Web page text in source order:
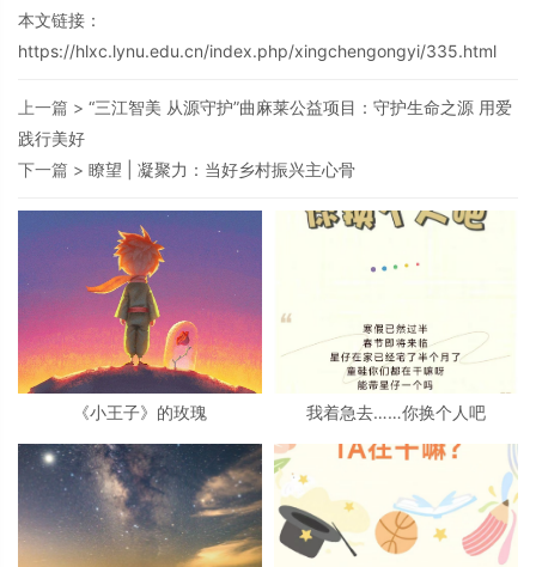
本文链接：
https://hlxc.lynu.edu.cn/index.php/xingchengongyi/335.html
上一篇 > “三江智美 从源守护”曲麻莱公益项目：守护生命之源 用爱
践行美好
下一篇 > 瞭望 | 凝聚力：当好乡村振兴主心骨
《小王子》的玫瑰 我着急去……你换个人吧